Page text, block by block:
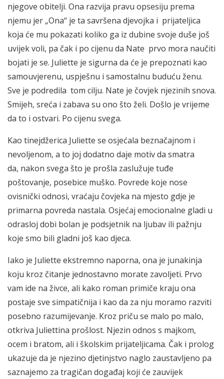
njegove obitelji. Ona razvija pravu opsesiju prema
njemu jer „Ona“ je ta savršena djevojka i prijateljica
koja će mu pokazati koliko ga iz dubine svoje duše još
uvijek voli, pa čak i po cijenu da Nate prvo mora naučiti
bojati je se. Juliette je sigurna da će je prepoznati kao
samouvjerenu, uspješnu i samostalnu buduću ženu.
Sve je podredila tom cilju. Nate je čovjek njezinih snova.
Smijeh, sreća i zabava su ono što želi. Došlo je vrijeme
da to i ostvari. Po cijenu svega.
Kao tinejdžerica Juliette se osjećala beznačajnom i
nevoljenom, a to joj dodatno daje motiv da smatra
da, nakon svega što je prošla zaslužuje tuđe
poštovanje, posebice muško. Povrede koje nose
ovisnički odnosi, vraćaju čovjeka na mjesto gdje je
primarna povreda nastala. Osjećaj emocionalne gladi u
odrasloj dobi bolan je podsjetnik na ljubav ili pažnju
koje smo bili gladni još kao djeca.
Iako je Juliette ekstremno naporna, ona je junakinja
koju kroz čitanje jednostavno morate zavoljeti. Prvo
vam ide na živce, ali kako roman primiče kraju ona
postaje sve simpatičnija i kao da za nju moramo razviti
posebno razumijevanje. Kroz priču se malo po malo,
otkriva Juliettina prošlost. Njezin odnos s majkom,
ocem i bratom, ali i školskim prijateljicama. Čak i prolog
ukazuje da je njezino djetinjstvo naglo zaustavljeno pa
saznajemo za tragičan događaj koji će zauvijek